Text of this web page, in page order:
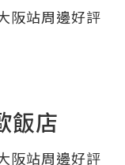
飯店